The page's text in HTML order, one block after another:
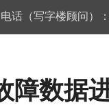
话（写字楼顾问）
障数据